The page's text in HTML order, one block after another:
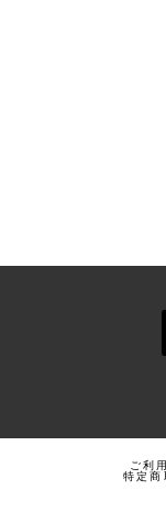
ご利
特定